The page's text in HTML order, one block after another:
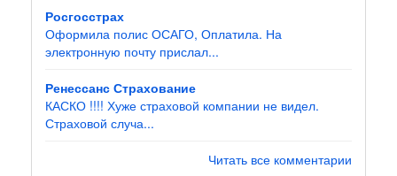
Росгосстрах
Оформила полис ОСАГО, Оплатила. На
электронную почту прислал...
Ренессанс Страхование
КАСКО !!!! Хуже страховой компании не видел.
Страховой случа...
Читать все комментарии